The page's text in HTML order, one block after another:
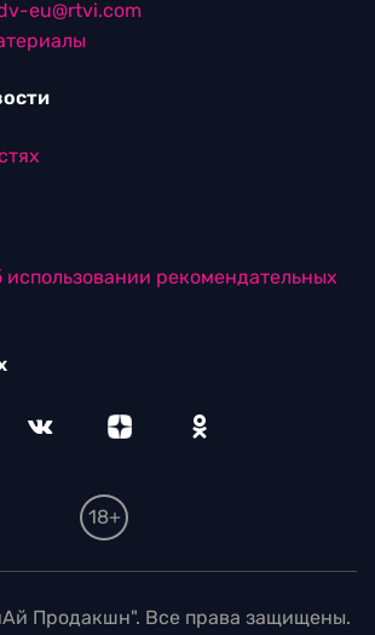
eu@rtvi.com
использовании рекомендательных
18+
Продакшн". Все права защищены.